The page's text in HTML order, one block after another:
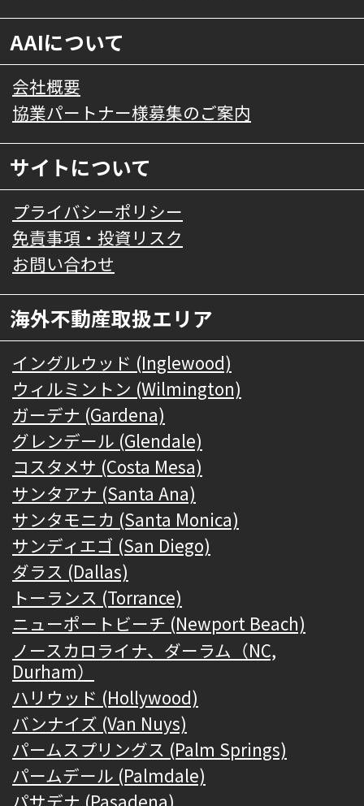
AAIについて
会社概要
協業パートナー様募集のご案内
サイトについて
プライバシーポリシー
免責事項・投資リスク
お問い合わせ
海外不動産取扱エリア
イングルウッド (Inglewood)
ウィルミントン (Wilmington)
ガーデナ (Gardena)
グレンデール (Glendale)
コスタメサ (Costa Mesa)
サンタアナ (Santa Ana)
サンタモニカ (Santa Monica)
サンディエゴ (San Diego)
ダラス (Dallas)
トーランス (Torrance)
ニューポートビーチ (Newport Beach)
ノースカロライナ、ダーラム（NC,
Durham）
ハリウッド (Hollywood)
バンナイズ (Van Nuys)
パームスプリングス (Palm Springs)
パームデール (Palmdale)